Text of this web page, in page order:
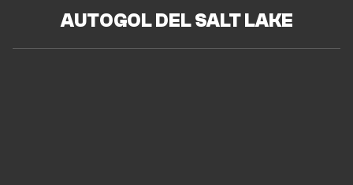
AUTOGOL DEL SALT LAKE